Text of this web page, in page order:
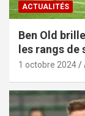
ACTUALITÉS
Ben Old
les rangs de
1 octobre 2024